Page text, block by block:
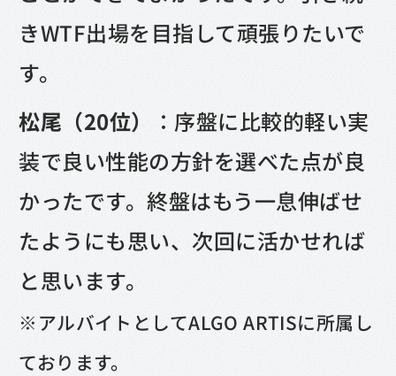
きWTF出場を目指して頑張りたいで
す。
松尾（20位）
：序盤に比較的軽い実
装で良い性能の方針を選べた点が良
かったです。終盤はもう一息伸ばせ
たようにも思い、次回に活かせれば
と思います。
※ アルバイトとしてALGO ARTISに所属し
ております。